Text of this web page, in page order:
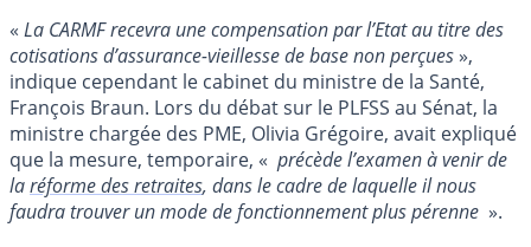
« La CARMF recevra une compensation par l’Etat au titre des
cotisations d’assurance-vieillesse de base non perçues»,
indique cependant le cabinet du ministre de la Santé,
François Braun. Lors du débat sur le PLFSS au Sénat, la
ministre chargée des PME, Olivia Grégoire, avait expliqué
que la mesure, temporaire, « précède l’examen à venir de
laréforme des retraites, dans le cadre de laquelle il nous
faudra trouver un mode de fonctionnement plus pérenne ».